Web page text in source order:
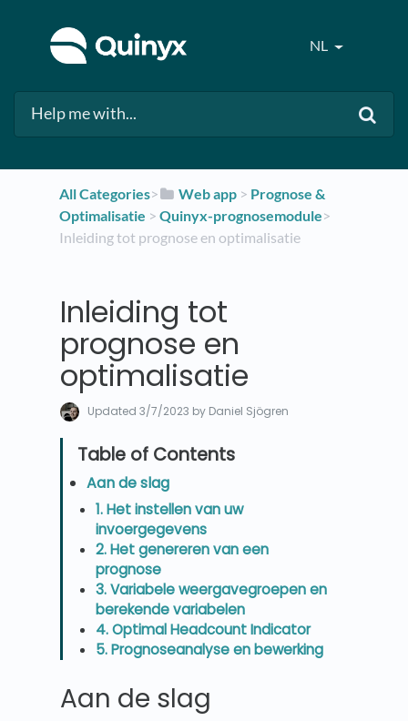
NL
All Categories​>​ ​Web app ​ > ​ ​Prognose &
Optimalisatie ​ > ​ ​Quinyx-prognosemodule​>​
Inleiding tot prognose en optimalisatie
Inleiding tot
prognose en
optimalisatie
Updated 3/7/2023 by Daniel Sjögren
Aan de slag
1. Het instellen van uw
invoergegevens
2. Het genereren van een
prognose
3. Variabele weergavegroepen en
berekende variabelen
4. Optimal Headcount Indicator
5. Prognoseanalyse en bewerking
Aan de slag